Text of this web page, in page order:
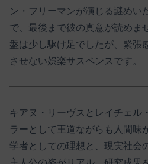
ン・フリーマンが演じる謎めい
で、最後まで彼の真意が読めま
盤は少し駆け足でしたが、緊張
させない娯楽サスペンスです。
キアヌ・リーヴスとレイチェル
ラーとして王道ながらも人間味
学者としての理想と、現実社会